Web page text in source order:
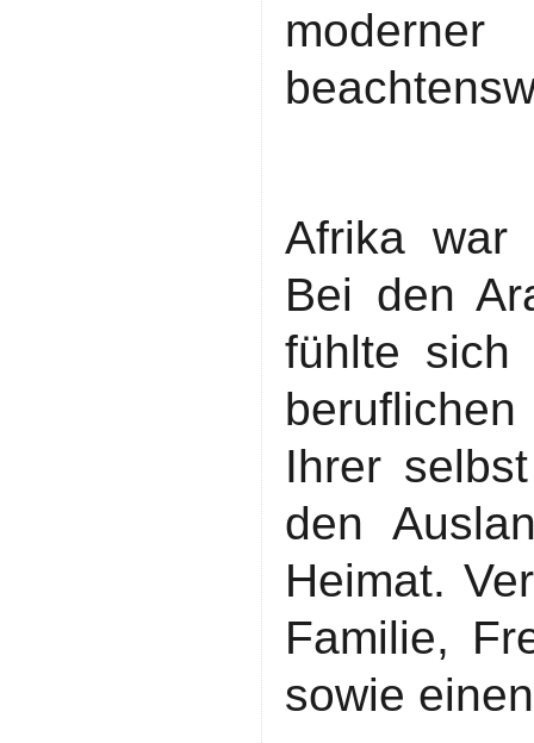
Afrika war
Bei den
fühlte sich
Ihrer
den
Heimat.
Familie,
sowie